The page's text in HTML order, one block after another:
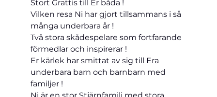
Stort Grattis till Er båda !
Vilken resa Ni har gjort tillsammans i så
många underbara år !
Två stora skådespelare som fortfarande
förmedlar och inspirerar !
Er kärlek har smittat av sig till Era
underbara barn och barnbarn med
familjer !